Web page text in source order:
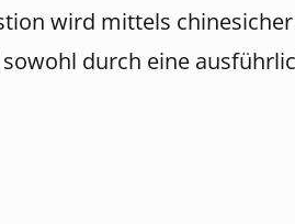
wird mittels
durch eine